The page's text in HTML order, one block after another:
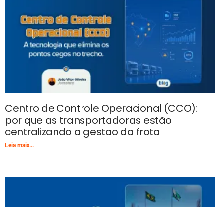
Centro de Controle Operacional (CCO):
por que as transportadoras estão
centralizando a gestão da frota
Leia mais...